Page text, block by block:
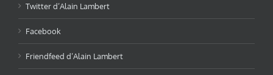
Twitter d’Alain Lambert
Facebook
Friendfeed d’Alain Lambert